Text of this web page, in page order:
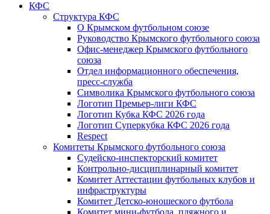
КФС
Структура КФС
О Крымском футбольном союзе
Руководство Крымского футбольного союза
Офис-менеджер Крымского футбольного
союза
Отдел информационного обеспечения,
пресс-служба
Символика Крымского футбольного союза
Логотип Премьер-лиги КФС
Логотип Кубка КФС 2026 года
Логотип Суперкубка КФС 2026 года
Respect
Комитеты Крымского футбольного союза
Судейско-инспекторский комитет
Контрольно-дисциплинарный комитет
Комитет Аттестации футбольных клубов и
инфраструктуры
Комитет Детско-юношеского футбола
Комитет мини-футбола, пляжного и